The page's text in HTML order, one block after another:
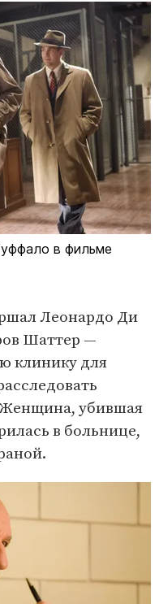
в фильме
Леонардо Ди
Шаттер —
клинику для
Женщина, убившая
в больнице,